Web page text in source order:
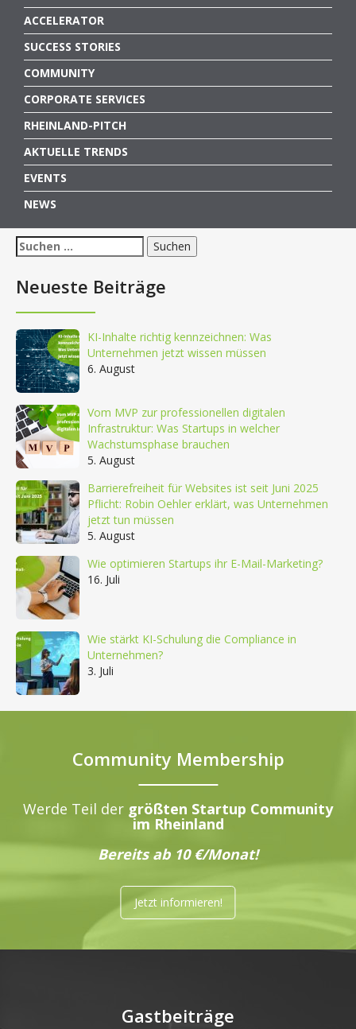
ACCELERATOR
SUCCESS STORIES
COMMUNITY
CORPORATE SERVICES
RHEINLAND-PITCH
AKTUELLE TRENDS
EVENTS
NEWS
Suchen
nach:
Neueste Beiträge
KI-Inhalte richtig kennzeichnen: Was
Unternehmen jetzt wissen müssen
6. August
Vom MVP zur professionellen digitalen
Infrastruktur: Was Startups in welcher
Wachstumsphase brauchen
5. August
Barrierefreiheit für Websites ist seit Juni 2025
Pflicht: Robin Oehler erklärt, was Unternehmen
jetzt tun müssen
5. August
Wie optimieren Startups ihr E-Mail-Marketing?
16. Juli
Wie stärkt KI-Schulung die Compliance in
Unternehmen?
3. Juli
Community Membership
Werde Teil der größten Startup Community
im Rheinland
Bereits ab 10 €/Monat!
Jetzt informieren!
Gastbeiträge